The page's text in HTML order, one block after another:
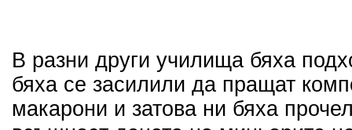
В разни други училища бяха
бяха се засилили да пращат
макарони и затова ни бяха